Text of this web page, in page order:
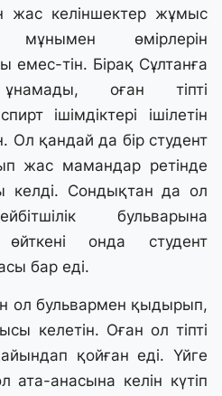
жас келіншектер жұмыс
өмірлерін
емес-тін. Бірақ Сұлтанға
оған тіпті
ішімдіктері ішілетін
Ол қандай да бір студент
жас мамандар ретінде
келді. Сондықтан да ол
бульварына
онда студент
бар еді.
ол бульвармен қыдырып,
келетін. Оған ол тіпті
қойған еді. Үйге
ата-анасына келін күтіп